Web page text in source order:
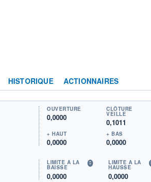
HISTORIQUE ACTIONNAIRES
OUVERTURE
0,0000
CLÔTURE
VEILLE
0,1011
+ HAUT
0,0000
+ BAS
0,0000
LIMITE À LA
BAISSE
0,0000
LIMITE À LA
HAUSSE
0,0000